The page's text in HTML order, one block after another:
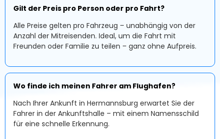
Gilt der Preis pro Person oder pro Fahrt?
Alle Preise gelten pro Fahrzeug – unabhängig von der
Anzahl der Mitreisenden. Ideal, um die Fahrt mit
Freunden oder Familie zu teilen – ganz ohne Aufpreis.
Wo finde ich meinen Fahrer am Flughafen?
Nach Ihrer Ankunft in Hermannsburg erwartet Sie der
Fahrer in der Ankunftshalle – mit einem Namensschild
für eine schnelle Erkennung.